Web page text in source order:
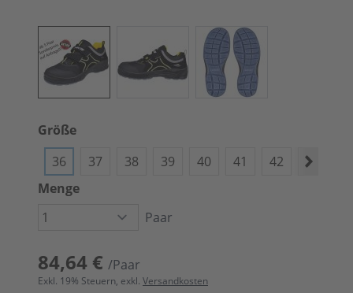
Größe
36
37 38 39 40 41 42 43
Menge
Paar
84,64 € /Paar
Exkl. 19% Steuern, exkl. Versandkosten